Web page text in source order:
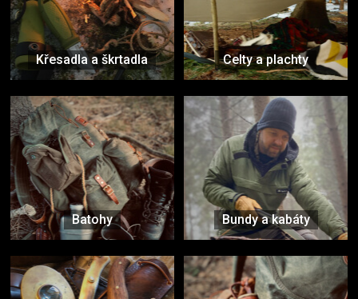
Křesadla a škrtadla Celty a plachty
Batohy Bundy a kabáty